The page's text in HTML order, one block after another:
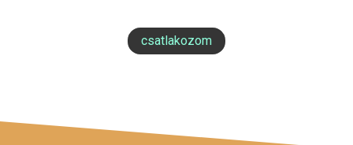
csatlakozom